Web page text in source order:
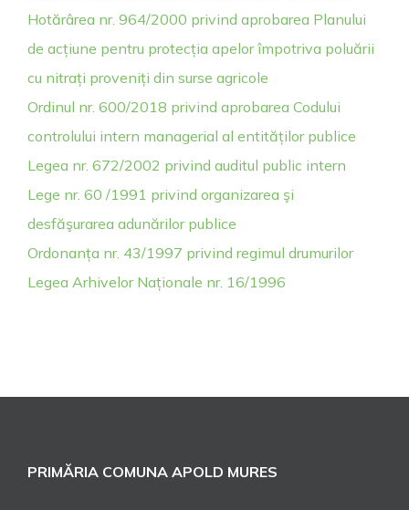
Hotărârea nr. 964/2000 privind aprobarea Planului
de acțiune pentru protecția apelor împotriva poluării
cu nitrați proveniți din surse agricole
Ordinul nr. 600/2018 privind aprobarea Codului
controlului intern managerial al entităților publice
Legea nr. 672/2002 privind auditul public intern
Lege nr. 60 /1991 privind organizarea şi
desfăşurarea adunărilor publice
Ordonanța nr. 43/1997 privind regimul drumurilor
Legea Arhivelor Naționale nr. 16/1996
PRIMĂRIA COMUNA APOLD MURES